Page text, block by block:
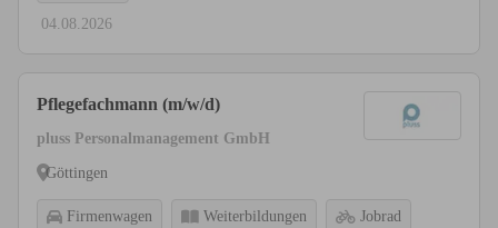
04.08.2026
Pflegefachmann (m/w/d)
pluss Personalmanagement GmbH
Göttingen
Firmenwagen Weiterbildungen Jobrad